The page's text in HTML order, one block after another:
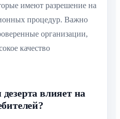
имеют разрешение на
процедур. Важно
организации,
качество
влияет на